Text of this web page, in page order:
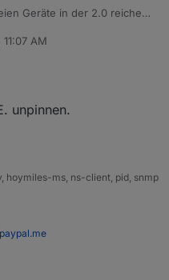
Geräte in der 2.0 reichen
ggf eine Lizenz erwerben
AM
unpinnen.
hoymiles-ms, ns-client, pid, snmp